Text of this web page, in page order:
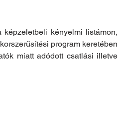
kényelmi listámon,
program keretében
miatt adódott csatlási illetve